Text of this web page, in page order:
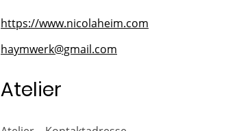
https://www.nicolaheim.com
haymwerk@gmail.com
Atelier